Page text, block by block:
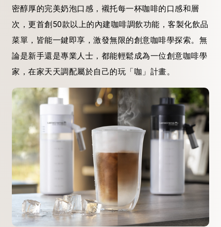
密醇厚的完美奶泡口感，襯托每一杯咖啡的口感和層
次，更首創50款以上的內建咖啡調飲功能，客製化飲品
菜單，皆能一鍵即享，激發無限的創意咖啡學探索。無
論是新手還是專業人士，都能輕鬆成為一位創意咖啡學
家，在家天天調配屬於自己的玩「咖」計畫。